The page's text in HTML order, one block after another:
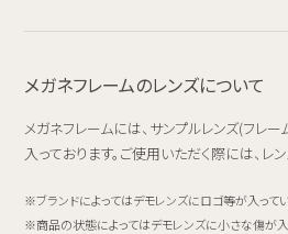
メガネフレームのレンズについて
メガネフレームには、サンプルレンズ(フレ
入っております。ご使用いただく際には、レ
ブランドによってはデモレンズにロゴ等が入って
商品の状態によってはデモレンズに小さな傷が